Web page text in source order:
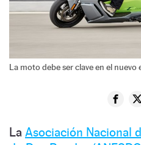
La moto debe ser clave en el
La Asociación Nacional